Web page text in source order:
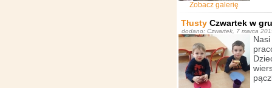
Zobacz galerię
Tłusty Czwartek w
dodano: Czwartek, 7 marca